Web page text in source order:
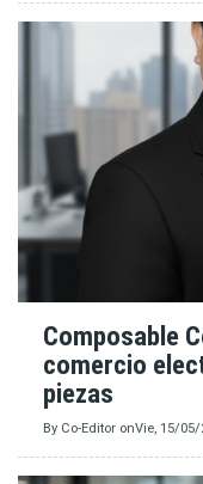
Composable
comercio
piezas
By Co-Editor onVie, 15/05/